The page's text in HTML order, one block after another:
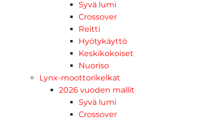
Syvä lumi
Crossover
Reitti
Hyötykäyttö
Keskikokoiset
Nuoriso
Lynx-moottorikelkat
2026 vuoden mallit
Syvä lumi
Crossover